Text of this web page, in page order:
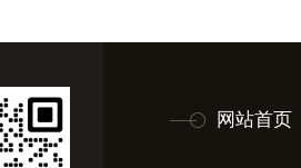
网站首页